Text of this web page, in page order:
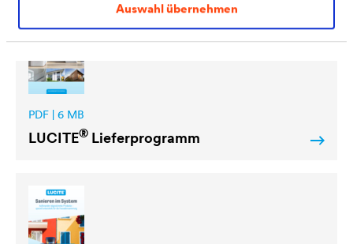
Auswahl übernehmen
PDF | 6 MB
LUCITE® Lieferprogramm